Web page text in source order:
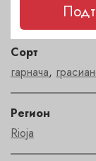
Сорт
гарнача,
Регион
Rioja